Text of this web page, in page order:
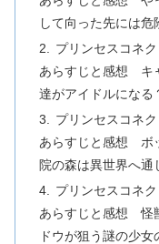
して向った先には危
プリンセスコネ
あらすじと感想 キ
達がアイドルになる
プリンセスコネ
あらすじと感想 ボ
院の森は異世界へ通
プリンセスコネ
あらすじと感想 怪
ドウが狙う謎の少女